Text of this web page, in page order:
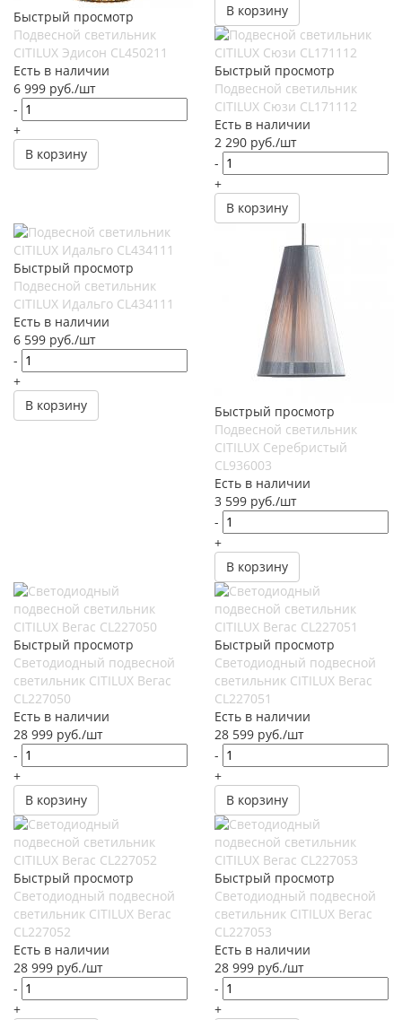
Быстрый просмотр
Подвесной светильник
CITILUX Эдисон CL450211
Есть в наличии
6 999 руб./шт
-
+
В корзину
В корзину
Быстрый просмотр
Подвесной светильник
CITILUX Сюзи CL171112
Есть в наличии
2 290 руб./шт
-
+
В корзину
Быстрый просмотр
Подвесной светильник
CITILUX Идальго CL434111
Есть в наличии
6 599 руб./шт
-
+
В корзину
Быстрый просмотр
Подвесной светильник
CITILUX Серебристый
CL936003
Есть в наличии
3 599 руб./шт
-
+
В корзину
Быстрый просмотр
Светодиодный подвесной
светильник CITILUX Вегас
CL227050
Есть в наличии
28 999 руб./шт
-
+
В корзину
Быстрый просмотр
Светодиодный подвесной
светильник CITILUX Вегас
CL227051
Есть в наличии
28 599 руб./шт
-
+
В корзину
Быстрый просмотр
Светодиодный подвесной
светильник CITILUX Вегас
CL227052
Есть в наличии
28 999 руб./шт
-
+
Быстрый просмотр
Светодиодный подвесной
светильник CITILUX Вегас
CL227053
Есть в наличии
28 999 руб./шт
-
+